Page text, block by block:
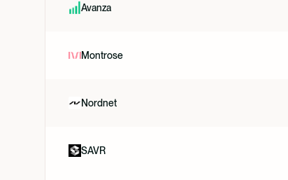
Avanza
Montrose
Nordnet
SAVR